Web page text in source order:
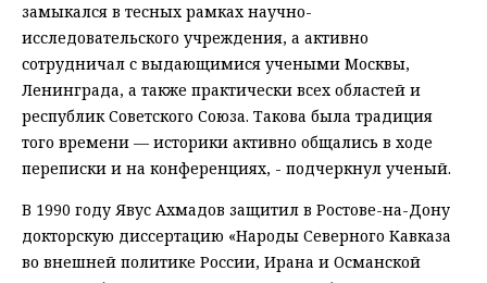
замыкался в тесных рамках научно-
исследовательского учреждения, а активно
сотрудничал с выдающимися учеными Москвы,
Ленинграда, а также практически всех областей и
республик Советского Союза. Такова была традиция
того времени — историки активно общались в ходе
переписки и на конференциях, - подчеркнул ученый.
В 1990 году Явус Ахмадов защитил в Ростове-на-Дону
докторскую диссертацию «Народы Северного Кавказа
во внешней политике России, Ирана и Османской